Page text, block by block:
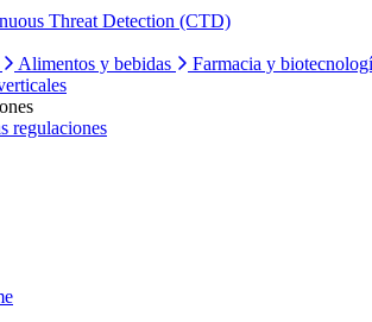
Threat Detection (CTD)
Alimentos y bebidas
Farmacia y
regulaciones